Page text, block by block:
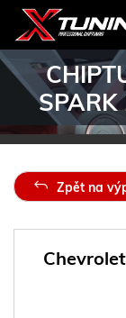
Zpět na